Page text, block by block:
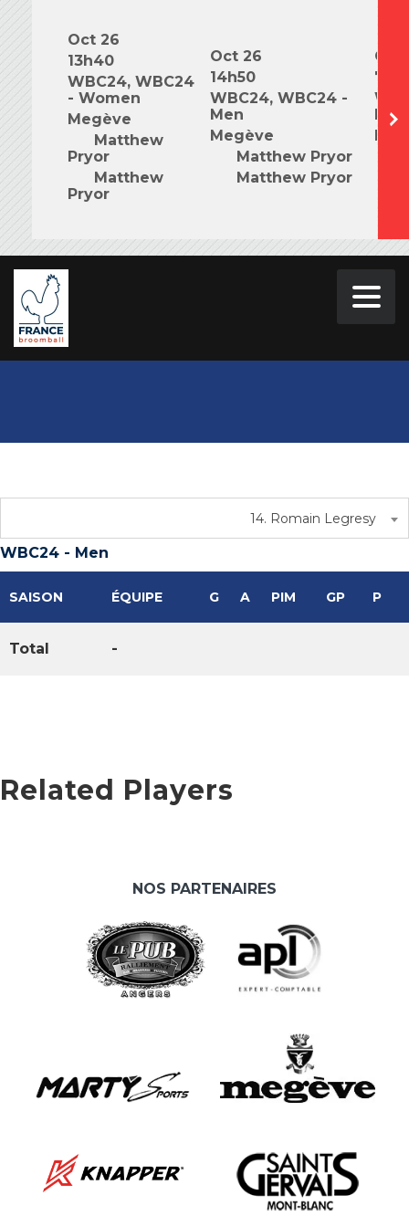
Oct 26
13h40
WBC24, WBC24
- Women
Megève
Matthew
Pryor
Matthew
Pryor
Oct 26
14h50
WBC24, WBC24 -
Men
Megève
Matthew Pryor
Matthew Pryor
Oct
14. Romain Legresy
WBC24 - Men
SAISON ÉQUIPE G A PIM GP P
Total -
Related Players
NOS PARTENAIRES